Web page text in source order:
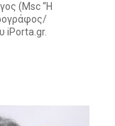
(Msc “Η
iPorta.gr.